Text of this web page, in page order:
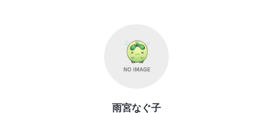
雨宮なぐ子